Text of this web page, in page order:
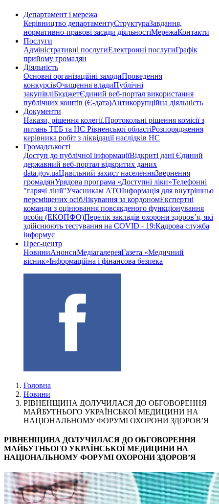
Департамент і мережа
Керівництво департаментуСтруктураЗавдання,
нормативно-правові засади діяльностіМережаКонтакти
Послуги
Адміністративні послугиЕлектронні послугиГрафік
прийому громадян
Діяльність
Основні організаційні заходиПроведення
конкурсівОчищення владиПублічні
закупівліБюджетЄдиний веб-портал використання
публічних коштів (Є-дата)Антикорупційна діяльність
Документи
Накази, рішення колегії.Протокольні рішення комісії з
питань ТЕБ та НС Рівненської областіРозпорядження
керівника робіт з ліквідації наслідків НС
Громадськості
Доступ до публічної інформаціїВідкриті дані Єдиний
державний веб-портал відкритих даних
data.gov.uaЦивільний захист населенняЗвернення
громадянУрядова програма «Доступні ліки»Телефонні
"гарячі лінії"Учасникам АТОІнформація для внутрішньо
переміщених осібЛікування за кордономЕкспертні
команди з оцінювання повсякденого функціонування
особи (ЕКОПФО)Перелік закладів охорони здоров’я, які
здійснюють тестування на COVID - 19:Кадрова служба
інформує
Прес-центр
НовиниАнонсиМедіагалереяГазета «Медичний
вісник»Інформаційна і фінансова безпека
Головна
Новини
РІВНЕНЩИНА ДОЛУЧИЛАСЯ ДО ОБГОВОРЕННЯ
МАЙБУТНЬОГО УКРАЇНСЬКОЇ МЕДИЦИНИ НА
НАЦІОНАЛЬНОМУ ФОРУМІ ОХОРОНИ ЗДОРОВ’Я
РІВНЕНЩИНА ДОЛУЧИЛАСЯ ДО ОБГОВОРЕННЯ
МАЙБУТНЬОГО УКРАЇНСЬКОЇ МЕДИЦИНИ НА
НАЦІОНАЛЬНОМУ ФОРУМІ ОХОРОНИ ЗДОРОВ’Я